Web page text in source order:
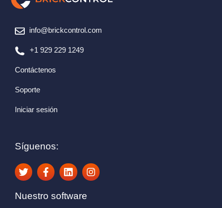
info@brickcontrol.com
+1 929 229 1249
Contáctenos
Soporte
Iniciar sesión
Síguenos:
Nuestro software